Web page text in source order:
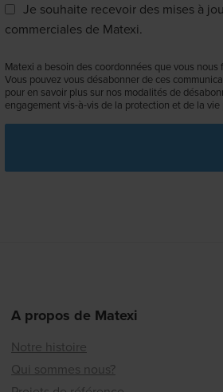
Je souhaite recevoir des mises à
commerciales de Matexi.
Matexi a besoin des coordonnées que vous
Vous pouvez vous désabonner de ces
pour en savoir plus sur nos modalités de
engagement vis-à-vis de la protection et de la vie
A propos de Matexi
Notre histoire
Qui sommes nous?